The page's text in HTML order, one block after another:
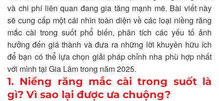
và chi phí liên quan đang gia tăng mạnh mẽ. Bài viết này
sẽ cung cấp một cái nhìn toàn diện về các loại niềng răng
mắc cài trong suốt phổ biến, phân tích các yếu tố ảnh
hưởng đến giá thành và đưa ra những lời khuyên hữu ích
để bạn có thể lựa chọn giải pháp chỉnh nha phù hợp nhất
với mình tại Gia Lâm trong năm 2025.
1. Niềng răng mắc cài trong suốt là
gì? Vì sao lại được ưa chuộng?